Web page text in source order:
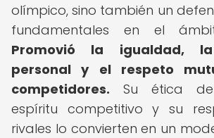
olímpico, sino también un
fundamentales en el
Promovió la igualdad, la
personal y el respeto
competidores. Su ética
espíritu competitivo y su
rivales lo convierten en un